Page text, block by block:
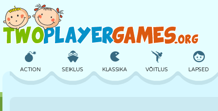
ACTION SEIKLUS KLASSIKA VÕITLUS LAPSED